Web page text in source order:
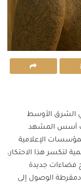
الشرق الأوسط
أسس المشهد
الإعلامية
لتكسر هذا الاحتكار،
فضاءات جديدة
دمقرطة الوصول إلى